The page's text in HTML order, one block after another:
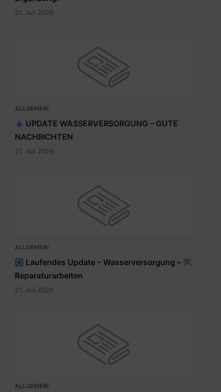
21. Juli 2026
ALLGEMEIN
UPDATE WASSERVERSORGUNG – GUTE
NACHRICHTEN
21. Juli 2026
ALLGEMEIN
Laufendes Update – Wasserversorgung –
Reparaturarbeiten
21. Juli 2026
ALLGEMEIN